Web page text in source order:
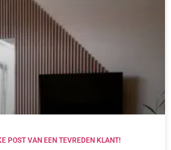
POST VAN EEN TEVREDEN KLANT!